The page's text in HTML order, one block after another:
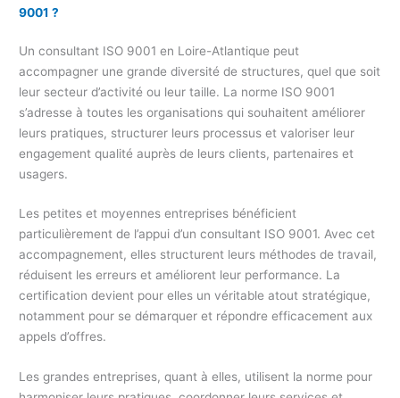
9001 ?
Un consultant ISO 9001 en Loire-Atlantique peut
accompagner une grande diversité de structures, quel que soit
leur secteur d’activité ou leur taille. La norme ISO 9001
s’adresse à toutes les organisations qui souhaitent améliorer
leurs pratiques, structurer leurs processus et valoriser leur
engagement qualité auprès de leurs clients, partenaires et
usagers.
Les petites et moyennes entreprises bénéficient
particulièrement de l’appui d’un consultant ISO 9001. Avec cet
accompagnement, elles structurent leurs méthodes de travail,
réduisent les erreurs et améliorent leur performance. La
certification devient pour elles un véritable atout stratégique,
notamment pour se démarquer et répondre efficacement aux
appels d’offres.
Les grandes entreprises, quant à elles, utilisent la norme pour